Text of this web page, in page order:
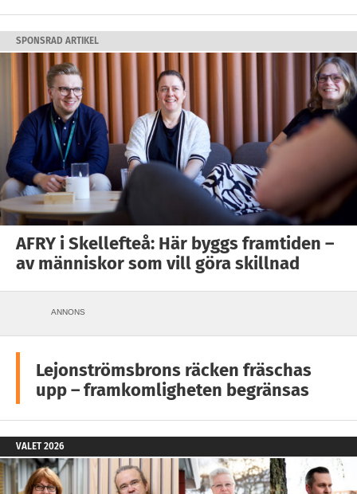
SPONSRAD ARTIKEL
AFRY i Skellefteå: Här byggs framtiden –
av människor som vill göra skillnad
ANNONS
Lejonströmsbrons räcken fräschas
upp – framkomligheten begränsas
VALET 2026